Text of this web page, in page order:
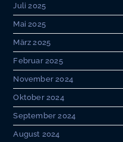
Juli 2025
Mai 2025
März 2025
Februar 2025
November 2024
Oktober 2024
September 2024
August 2024